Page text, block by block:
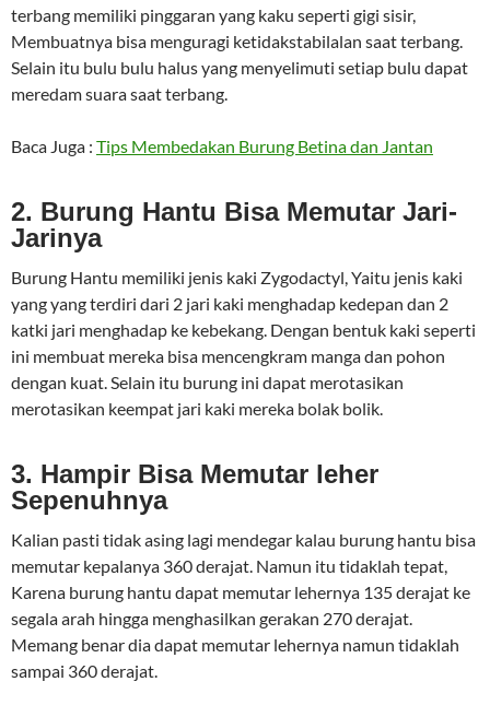
terbang memiliki pinggaran yang kaku seperti gigi sisir,
Membuatnya bisa menguragi ketidakstabilalan saat terbang.
Selain itu bulu bulu halus yang menyelimuti setiap bulu dapat
meredam suara saat terbang.
Baca Juga : Tips Membedakan Burung Betina dan Jantan
2. Burung Hantu Bisa Memutar Jari-
Jarinya
Burung Hantu memiliki jenis kaki Zygodactyl, Yaitu jenis kaki
yang yang terdiri dari 2 jari kaki menghadap kedepan dan 2
katki jari menghadap ke kebekang. Dengan bentuk kaki seperti
ini membuat mereka bisa mencengkram manga dan pohon
dengan kuat. Selain itu burung ini dapat merotasikan
merotasikan keempat jari kaki mereka bolak bolik.
3. Hampir Bisa Memutar leher
Sepenuhnya
Kalian pasti tidak asing lagi mendegar kalau burung hantu bisa
memutar kepalanya 360 derajat. Namun itu tidaklah tepat,
Karena burung hantu dapat memutar lehernya 135 derajat ke
segala arah hingga menghasilkan gerakan 270 derajat.
Memang benar dia dapat memutar lehernya namun tidaklah
sampai 360 derajat.